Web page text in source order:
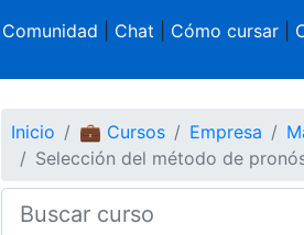
Comunidad Chat Cómo cursar|
Inicio 💼 Cursos Empresa
Selección del método de